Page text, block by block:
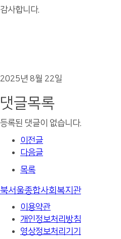
감사합니다.
2025년 8월 22일
댓글목록
등록된 댓글이 없습니다.
이전글
다음글
목록
북서울종합사회복지관
이용약관
개인정보처리방침
영상정보처리기기